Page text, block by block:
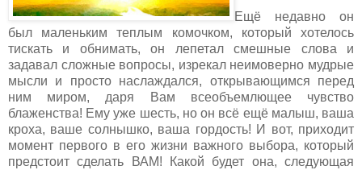
Ещё недавно он
был маленьким теплым комочком, который хотелось
тискать и обнимать, он лепетал смешные слова и
задавал сложные вопросы, изрекал неимоверно мудрые
мысли и просто наслаждался, открывающимся перед
ним миром, даря Вам всеобъемлющее чувство
блаженства! Ему уже шесть, но он всё ещё малыш, ваша
кроха, ваше солнышко, ваша гордость! И вот, приходит
момент первого в его жизни важного выбора, который
предстоит сделать ВАМ! Какой будет она, следующая